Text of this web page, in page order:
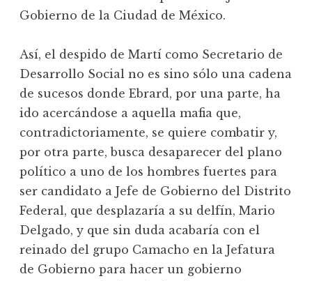
Gobierno de la Ciudad de México.
Así, el despido de Martí como Secretario de
Desarrollo Social no es sino sólo una cadena
de sucesos donde Ebrard, por una parte, ha
ido acercándose a aquella mafia que,
contradictoriamente, se quiere combatir y,
por otra parte, busca desaparecer del plano
político a uno de los hombres fuertes para
ser candidato a Jefe de Gobierno del Distrito
Federal, que desplazaría a su delfín, Mario
Delgado, y que sin duda acabaría con el
reinado del grupo Camacho en la Jefatura
de Gobierno para hacer un gobierno